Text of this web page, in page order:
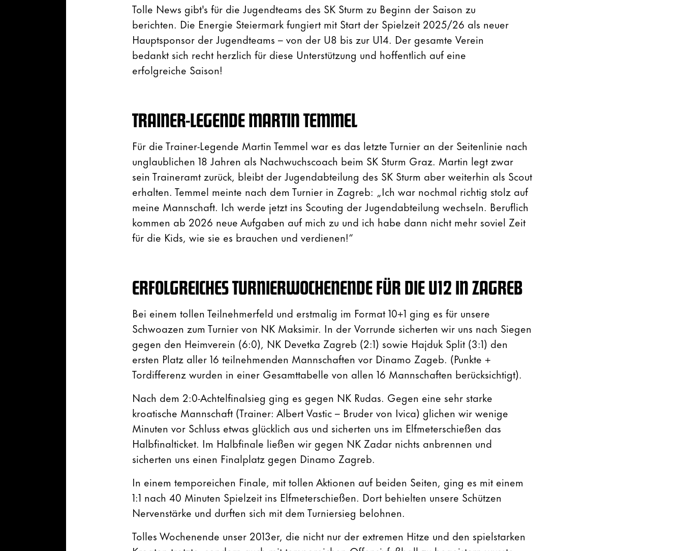
Tolle News gibt's für die Jugendteams des SK Sturm zu Beginn der Saison zu
berichten. Die Energie Steiermark fungiert mit Start der Spielzeit 2025/26 als neuer
Hauptsponsor der Jugendteams – von der U8 bis zur U14. Der gesamte Verein
bedankt sich recht herzlich für diese Unterstützung und hoffentlich auf eine
erfolgreiche Saison!
TRAINER-LEGENDE MARTIN TEMMEL
Für die Trainer-Legende Martin Temmel war es das letzte Turnier an der Seitenlinie nach
unglaublichen 18 Jahren als Nachwuchscoach beim SK Sturm Graz. Martin legt zwar
sein Traineramt zurück, bleibt der Jugendabteilung des SK Sturm aber weiterhin als Scout
erhalten. Temmel meinte nach dem Turnier in Zagreb: „Ich war nochmal richtig stolz auf
meine Mannschaft. Ich werde jetzt ins Scouting der Jugendabteilung wechseln. Beruflich
kommen ab 2026 neue Aufgaben auf mich zu und ich habe dann nicht mehr soviel Zeit
für die Kids, wie sie es brauchen und verdienen!“
ERFOLGREICHES TURNIERWOCHENENDE FÜR DIE U12 IN ZAGREB
Bei einem tollen Teilnehmerfeld und erstmalig im Format 10+1 ging es für unsere
Schwoazen zum Turnier von NK Maksimir. In der Vorrunde sicherten wir uns nach Siegen
gegen den Heimverein (6:0), NK Devetka Zagreb (2:1) sowie Hajduk Split (3:1) den
ersten Platz aller 16 teilnehmenden Mannschaften vor Dinamo Zageb. (Punkte +
Tordifferenz wurden in einer Gesamttabelle von allen 16 Mannschaften berücksichtigt).
Nach dem 2:0-Achtelfinalsieg ging es gegen NK Rudas. Gegen eine sehr starke
kroatische Mannschaft (Trainer: Albert Vastic – Bruder von Ivica) glichen wir wenige
Minuten vor Schluss etwas glücklich aus und sicherten uns im Elfmeterschießen das
Halbfinalticket. Im Halbfinale ließen wir gegen NK Zadar nichts anbrennen und
sicherten uns einen Finalplatz gegen Dinamo Zagreb.
In einem temporeichen Finale, mit tollen Aktionen auf beiden Seiten, ging es mit einem
1:1 nach 40 Minuten Spielzeit ins Elfmeterschießen. Dort behielten unsere Schützen
Nervenstärke und durften sich mit dem Turniersieg belohnen.
Tolles Wochenende unser 2013er, die nicht nur der extremen Hitze und den spielstarken